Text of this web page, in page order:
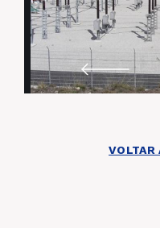
VOLTAR